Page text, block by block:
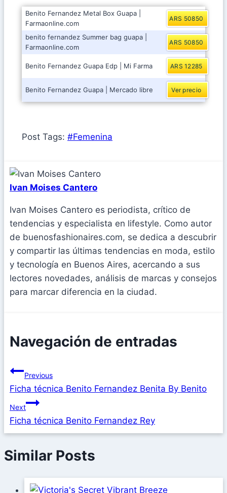
Benito Fernandez Metal Box Guapa |
Farmaonline.com
ARS 50850
benito fernandez Summer bag guapa |
Farmaonline.com
ARS 50850
Benito Fernandez Guapa Edp | Mi Farma ARS 12285
Benito Fernandez Guapa | Mercado libre Ver precio
Post Tags: #Femenina
Ivan Moises Cantero
Ivan Moises Cantero es periodista, crítico de
tendencias y especialista en lifestyle. Como autor
de buenosfashionaires.com, se dedica a descubrir
y compartir las últimas tendencias en moda, estilo
y tecnología en Buenos Aires, acercando a sus
lectores novedades, análisis de marcas y consejos
para marcar diferencia en la ciudad.
Navegación de entradas
Previous
Ficha técnica Benito Fernandez Benita By Benito
Next
Ficha técnica Benito Fernandez Rey
Similar Posts